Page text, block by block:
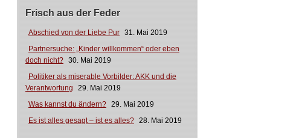
Frisch aus der Feder
Abschied von der Liebe Pur 31. Mai 2019
Partnersuche: „Kinder willkommen“ oder eben
doch nicht? 30. Mai 2019
Politiker als miserable Vorbilder: AKK und die
Verantwortung
29. Mai 2019
Was kannst du ändern? 29. Mai 2019
Es ist alles gesagt – ist es alles? 28. Mai 2019